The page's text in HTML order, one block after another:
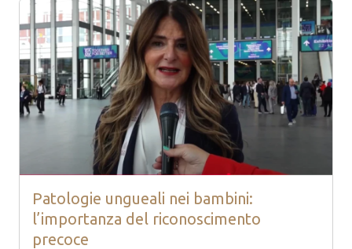
Patologie ungueali nei bambini:
l’importanza del riconoscimento
precoce